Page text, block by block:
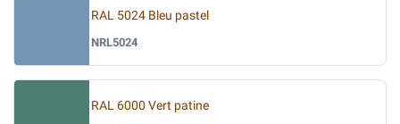
RAL 5024 Bleu pastel
NRL5024
RAL 6000 Vert patine